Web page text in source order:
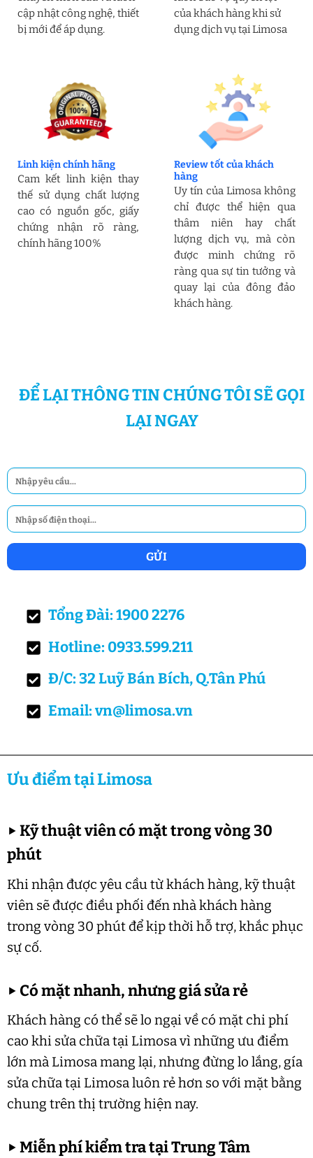
cập nhật công nghệ, thiết
bị mới để áp dụng.
của khách hàng khi sử
dụng dịch vụ tại Limosa
Linh kiện chính hãng
Cam kết linh kiện thay
thế sử dụng chất lượng
cao có nguồn gốc, giấy
chứng nhận rõ ràng,
chính hãng 100%
Review tốt của khách
hàng
Uy tín của Limosa không
chỉ được thể hiện qua
thâm niên hay chất
lượng dịch vụ, mà còn
được minh chứng rõ
ràng qua sự tin tưởng và
quay lại của đông đảo
khách hàng.
ĐỂ LẠI THÔNG TIN CHÚNG TÔI SẼ GỌI
LẠI NGAY
Tổng Đài: 1900 2276
Hotline: 0933.599.211
Đ/C: 32 Luỹ Bán Bích, Q.Tân Phú
Email: vn@limosa.vn
Ưu điểm tại Limosa
▶Kỹ thuật viên có mặt trong vòng 30
phút
Khi nhận được yêu cầu từ khách hàng, kỹ thuật
viên sẽ được điều phối đến nhà khách hàng
trong vòng 30 phút để kịp thời hỗ trợ, khắc phục
sự cố.
▶ Có mặt nhanh, nhưng giá sửa rẻ
Khách hàng có thể sẽ lo ngại về có mặt chi phí
cao khi sửa chữa tại Limosa vì những ưu điểm
lớn mà Limosa mang lại, nhưng đừng lo lắng, gía
sửa chữa tại Limosa luôn rẻ hơn so với mặt bằng
chung trên thị trường hiện nay.
▶Miễn phí kiểm tra tại Trung Tâm